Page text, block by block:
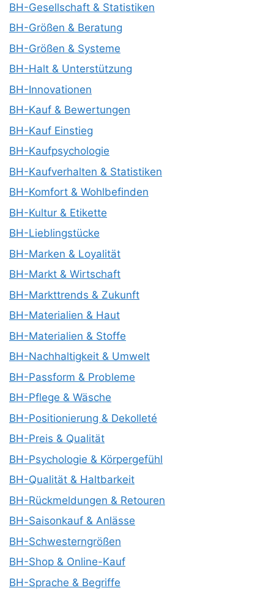
BH-Gesellschaft & Statistiken
BH-Größen & Beratung
BH-Größen & Systeme
BH-Halt & Unterstützung
BH-Innovationen
BH-Kauf & Bewertungen
BH-Kauf Einstieg
BH-Kaufpsychologie
BH-Kaufverhalten & Statistiken
BH-Komfort & Wohlbefinden
BH-Kultur & Etikette
BH-Lieblingstücke
BH-Marken & Loyalität
BH-Markt & Wirtschaft
BH-Markttrends & Zukunft
BH-Materialien & Haut
BH-Materialien & Stoffe
BH-Nachhaltigkeit & Umwelt
BH-Passform & Probleme
BH-Pflege & Wäsche
BH-Positionierung & Dekolleté
BH-Preis & Qualität
BH-Psychologie & Körpergefühl
BH-Qualität & Haltbarkeit
BH-Rückmeldungen & Retouren
BH-Saisonkauf & Anlässe
BH-Schwesterngrößen
BH-Shop & Online-Kauf
BH-Sprache & Begriffe